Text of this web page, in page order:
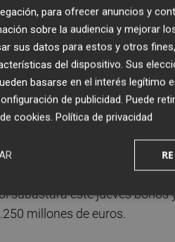
la apertura, y en torno a
0,66%, llegando casi a rozar
que crecía casi un 2,2%.
cotizaba sobre los 96,9
que el barril de crudo West
dólares después de
subastará este jueves
millones de euros.
para ofrecer anuncios y
sobre la audiencia y mejorar
sus datos para estos y otros
del dispositivo. Sus
basarse en el interés legítimo
de publicidad. Puede
cookies. Política de privacidad